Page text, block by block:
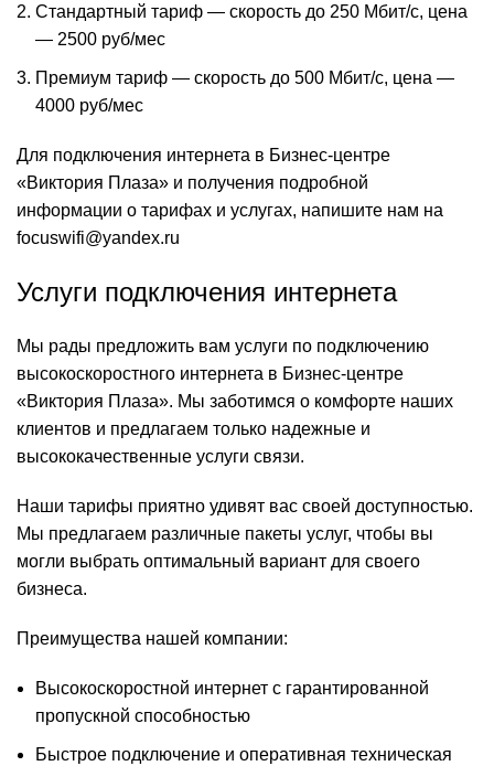
Стандартный тариф — скорость до 250 Мбит/с, цена
— 2500 руб/мес
Премиум тариф — скорость до 500 Мбит/с, цена —
4000 руб/мес
Для подключения интернета в Бизнес-центре
«Виктория Плаза» и получения подробной
информации о тарифах и услугах, напишите нам на
focuswifi@yandex.ru
Услуги подключения интернета
Мы рады предложить вам услуги по подключению
высокоскоростного интернета в Бизнес-центре
«Виктория Плаза». Мы заботимся о комфорте наших
клиентов и предлагаем только надежные и
высококачественные услуги связи.
Наши тарифы приятно удивят вас своей доступностью.
Мы предлагаем различные пакеты услуг, чтобы вы
могли выбрать оптимальный вариант для своего
бизнеса.
Преимущества нашей компании:
Высокоскоростной интернет с гарантированной
пропускной способностью
Быстрое подключение и оперативная техническая